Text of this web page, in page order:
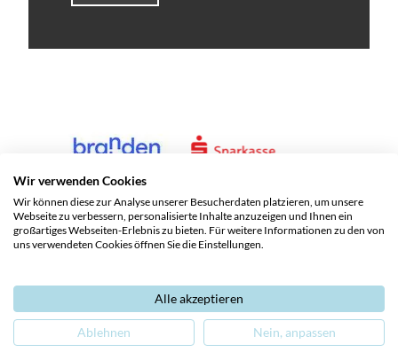
Service und Kontakte
Datenschutz
Barrierefreiheit
Leichte Sprache
Wir verwenden Cookies
Wir können diese zur Analyse unserer Besucherdaten platzieren, um unsere
Webseite zu verbessern, personalisierte Inhalte anzuzeigen und Ihnen ein
großartiges Webseiten-Erlebnis zu bieten. Für weitere Informationen zu den von
uns verwendeten Cookies öffnen Sie die Einstellungen.
Alle akzeptieren
Ablehnen Nein, anpassen